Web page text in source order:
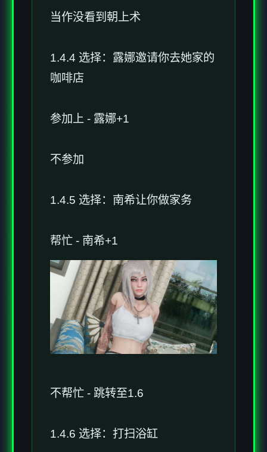
当作没看到朝上术
1.4.4 选择：露娜邀请你去她家的
咖啡店
参加上 - 露娜+1
不参加
1.4.5 选择：南希让你做家务
帮忙 - 南希+1
不帮忙 - 跳转至1.6
1.4.6 选择：打扫浴缸